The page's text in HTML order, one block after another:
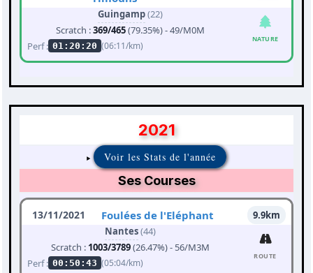
Guingamp(22)
Scratch :369/465(79.35%) - 49/M0M
Perf : 01:20:20 (06:11/km)
NATURE
2021
Voir les Stats de l'année
Ses Courses
13/11/2021 Foulées de l'Eléphant
9.9km
Nantes(44)
Scratch : 1003/3789(26.47%) - 56/M3M
Perf : 00:50:43 (05:04/km)
ROUTE